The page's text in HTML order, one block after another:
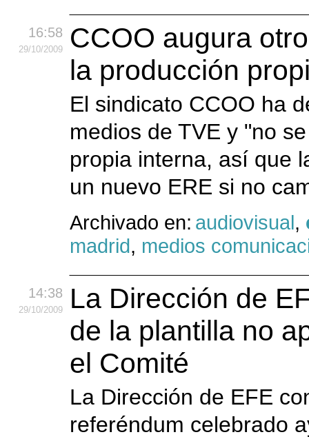
16:58
29/10/2009
CCOO augura
la producción
El sindicato CCOO ha
medios de TVE y "no
propia interna, así que
un nuevo ERE si no
Archivado en: audiovisual,
madrid, medios
14:38
29/10/2009
La Dirección de
de la plantilla no
el Comité
La Dirección de EFE
referéndum celebrado